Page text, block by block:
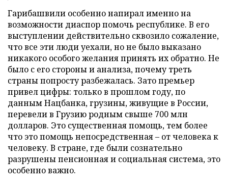
Гарибашвили особенно напирал именно на
возможности диаспор помочь республике. В его
выступлении действительно сквозило сожаление,
что все эти люди уехали, но не было выказано
никакого особого желания принять их обратно. Не
было с его стороны и анализа, почему треть
страны попросту разбежалась. Зато премьер
привел цифры: только в прошлом году, по
данным Нацбанка, грузины, живущие в России,
перевели в Грузию родным свыше 700 млн
долларов. Это существенная помощь, тем более
что это помощь непосредственная – от человека к
человеку. В стране, где были сознательно
разрушены пенсионная и социальная система, это
особенно важно.